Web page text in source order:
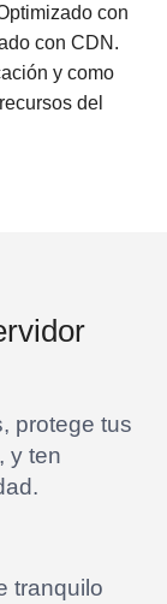
con
con CDN.
y como
del
protege tus
y ten
tranquilo